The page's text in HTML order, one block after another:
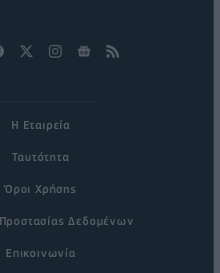
Η Εταιρεία
Ταυτότητα
Όροι Χρήσης
Προστασίας Δεδομένων
Επικοινωνία